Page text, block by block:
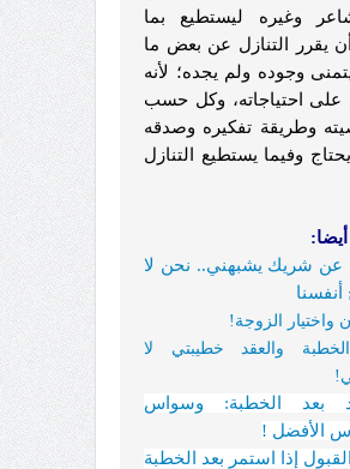
وغيره ليستطيع بما
يقرر التنازل عن بعض ما
وجوده ولم يجده؛ لأنه
احتياجاته، وكل حسب
وطريقة تفكيره وصدقه
وفيما يستطيع التنازل
أيضا:
عن شريك يشبهني.. نحن لا
أنفسنا
واختيار الزوجة!
والعقد خطيبتي لا
بعد الخطبة: وسواس
الأفضل !
إذا استمر بعد الخطبة